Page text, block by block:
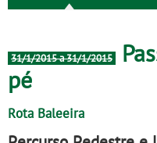
31/1/2015 a 31/1/2015
pé
Rota Baleeira